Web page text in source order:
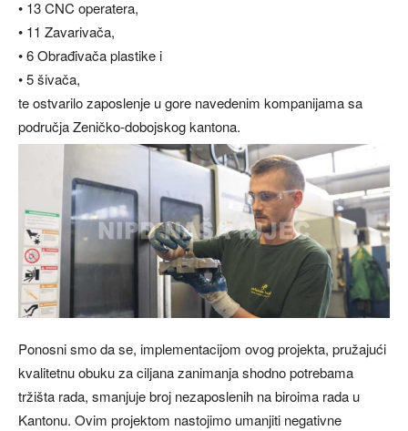
• 13 CNC operatera,
• 11 Zavarivača,
• 6 Obrađivača plastike i
• 5 šivača,
te ostvarilo zaposlenje u gore navedenim kompanijama sa
područja Zeničko-dobojskog kantona.
Ponosni smo da se, implementacijom ovog projekta, pružajući
kvalitetnu obuku za ciljana zanimanja shodno potrebama
tržišta rada, smanjuje broj nezaposlenih na biroima rada u
Kantonu. Ovim projektom nastojimo umanjiti negativne